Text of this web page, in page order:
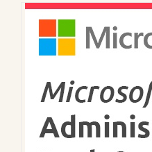
Die
können
auf